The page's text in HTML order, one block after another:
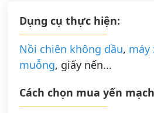
Dụng cụ thực hiện:
Nồi chiên không dầu, máy
muỗng, giấy nến...
Cách chọn mua yến